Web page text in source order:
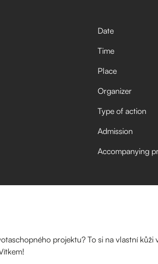
Date
Time
Place
Organizer
Type of action
Admission
Accompanying
projektu? To si na vlastní kůži